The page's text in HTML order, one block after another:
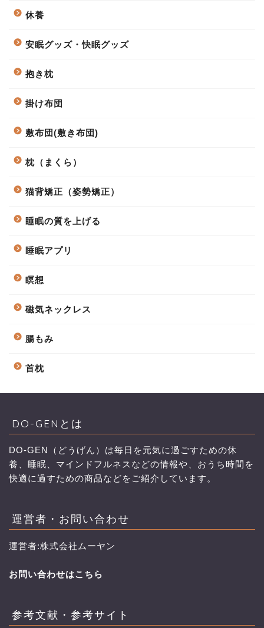
休養
安眠グッズ・快眠グッズ
抱き枕
掛け布団
敷布団(敷き布団)
枕（まくら）
猫背矯正（姿勢矯正）
睡眠の質を上げる
睡眠アプリ
瞑想
磁気ネックレス
腸もみ
首枕
DO-GENとは
DO-GEN（どうげん）は毎日を元気に過ごすための休
養、睡眠、マインドフルネスなどの情報や、おうち時間を
快適に過すための商品などをご紹介しています。
運営者・お問い合わせ
運営者:株式会社ムーヤン
お問い合わせはこちら
参考文献・参考サイト